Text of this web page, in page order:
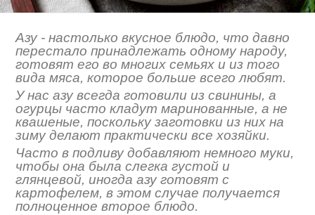
Азу - настолько вкусное блюдо, что давно
перестало принадлежать одному народу,
готовят его во многих семьях и из того
вида мяса, которое больше всего любят.
У нас азу всегда готовили из свинины, а
огурцы часто кладут маринованные, а не
квашеные, поскольку заготовки из них на
зиму делают практически все хозяйки.
Часто в подливу добавляют немного муки,
чтобы она была слегка густой и
глянцевой, иногда азу готовят с
картофелем, в этом случае получается
полноценное второе блюдо.